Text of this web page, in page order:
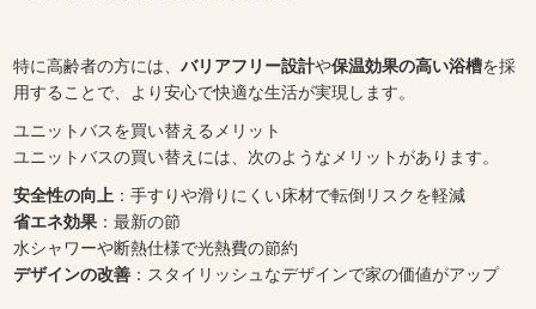
特に高齢者の方には、バリアフリー設計や保温効果の高い浴槽を採
用することで、より安心で快適な生活が実現します。
ユニットバスを買い替えるメリット
ユニットバスの買い替えには、次のようなメリットがあります。
安全性の向上 ：手すりや滑りにくい床材で転倒リスクを軽減
省エネ効果 ：最新の節
水シャワーや断熱仕様で光熱費の節約
デザインの改善 ：スタイリッシュなデザインで家の価値がアップ